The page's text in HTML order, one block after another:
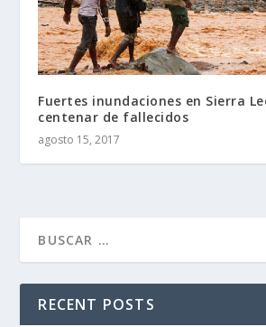
Fuertes inundaciones en Sierra
centenar de fallecidos
agosto 15, 2017
RECENT POSTS